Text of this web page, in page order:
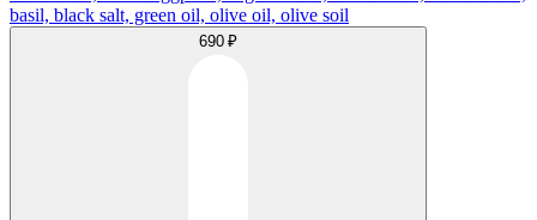
basil, black salt, green oil, olive oil, olive soil
690 ₽